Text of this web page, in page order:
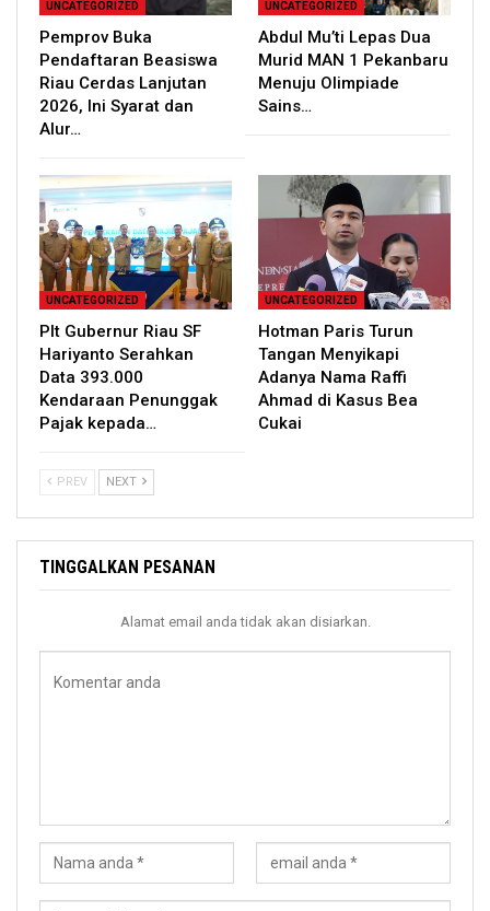
UNCATEGORIZED
Pemprov Buka
Pendaftaran Beasiswa
Riau Cerdas Lanjutan
2026, Ini Syarat dan
Alur…
UNCATEGORIZED
Abdul Mu’ti Lepas Dua
Murid MAN 1 Pekanbaru
Menuju Olimpiade
Sains…
UNCATEGORIZED
Plt Gubernur Riau SF
Hariyanto Serahkan
Data 393.000
Kendaraan Penunggak
Pajak kepada…
UNCATEGORIZED
Hotman Paris Turun
Tangan Menyikapi
Adanya Nama Raffi
Ahmad di Kasus Bea
Cukai
PREV NEXT
TINGGALKAN PESANAN
Alamat email anda tidak akan disiarkan.